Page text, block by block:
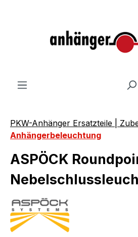
PKW-Anhänger Ersatzteile |
Anhängerbeleuchtung
ASPÖCK